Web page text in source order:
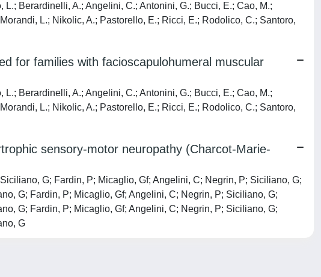
Berardinelli, A.; Angelini, C.; Antonini, G.; Bucci, E.; Cao, M.;
L.; Nikolic, A.; Pastorello, E.; Ricci, E.; Rodolico, C.; Santoro,
for families with facioscapulohumeral muscular
Berardinelli, A.; Angelini, C.; Antonini, G.; Bucci, E.; Cao, M.;
L.; Nikolic, A.; Pastorello, E.; Ricci, E.; Rodolico, C.; Santoro,
sensory-motor neuropathy (Charcot-Marie-
G; Fardin, P; Micaglio, Gf; Angelini, C; Negrin, P; Siciliano, G;
G; Fardin, P; Micaglio, Gf; Angelini, C; Negrin, P; Siciliano, G;
G; Fardin, P; Micaglio, Gf; Angelini, C; Negrin, P; Siciliano, G;
G